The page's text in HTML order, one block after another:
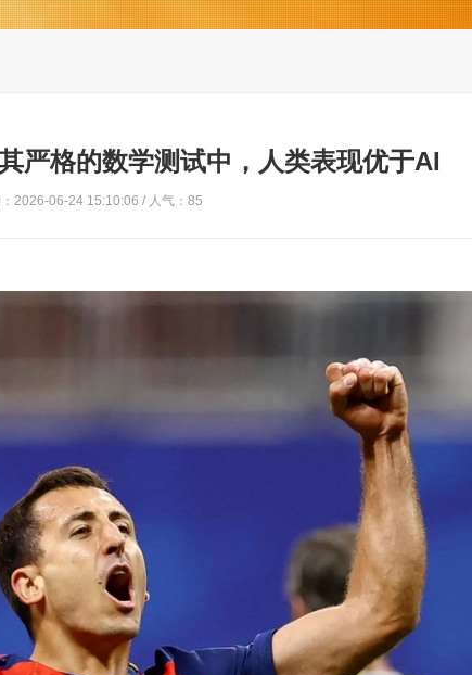
严格的数学测试中，人类表现优于AI
：2026-06-24 15:10:06 / 人气：85